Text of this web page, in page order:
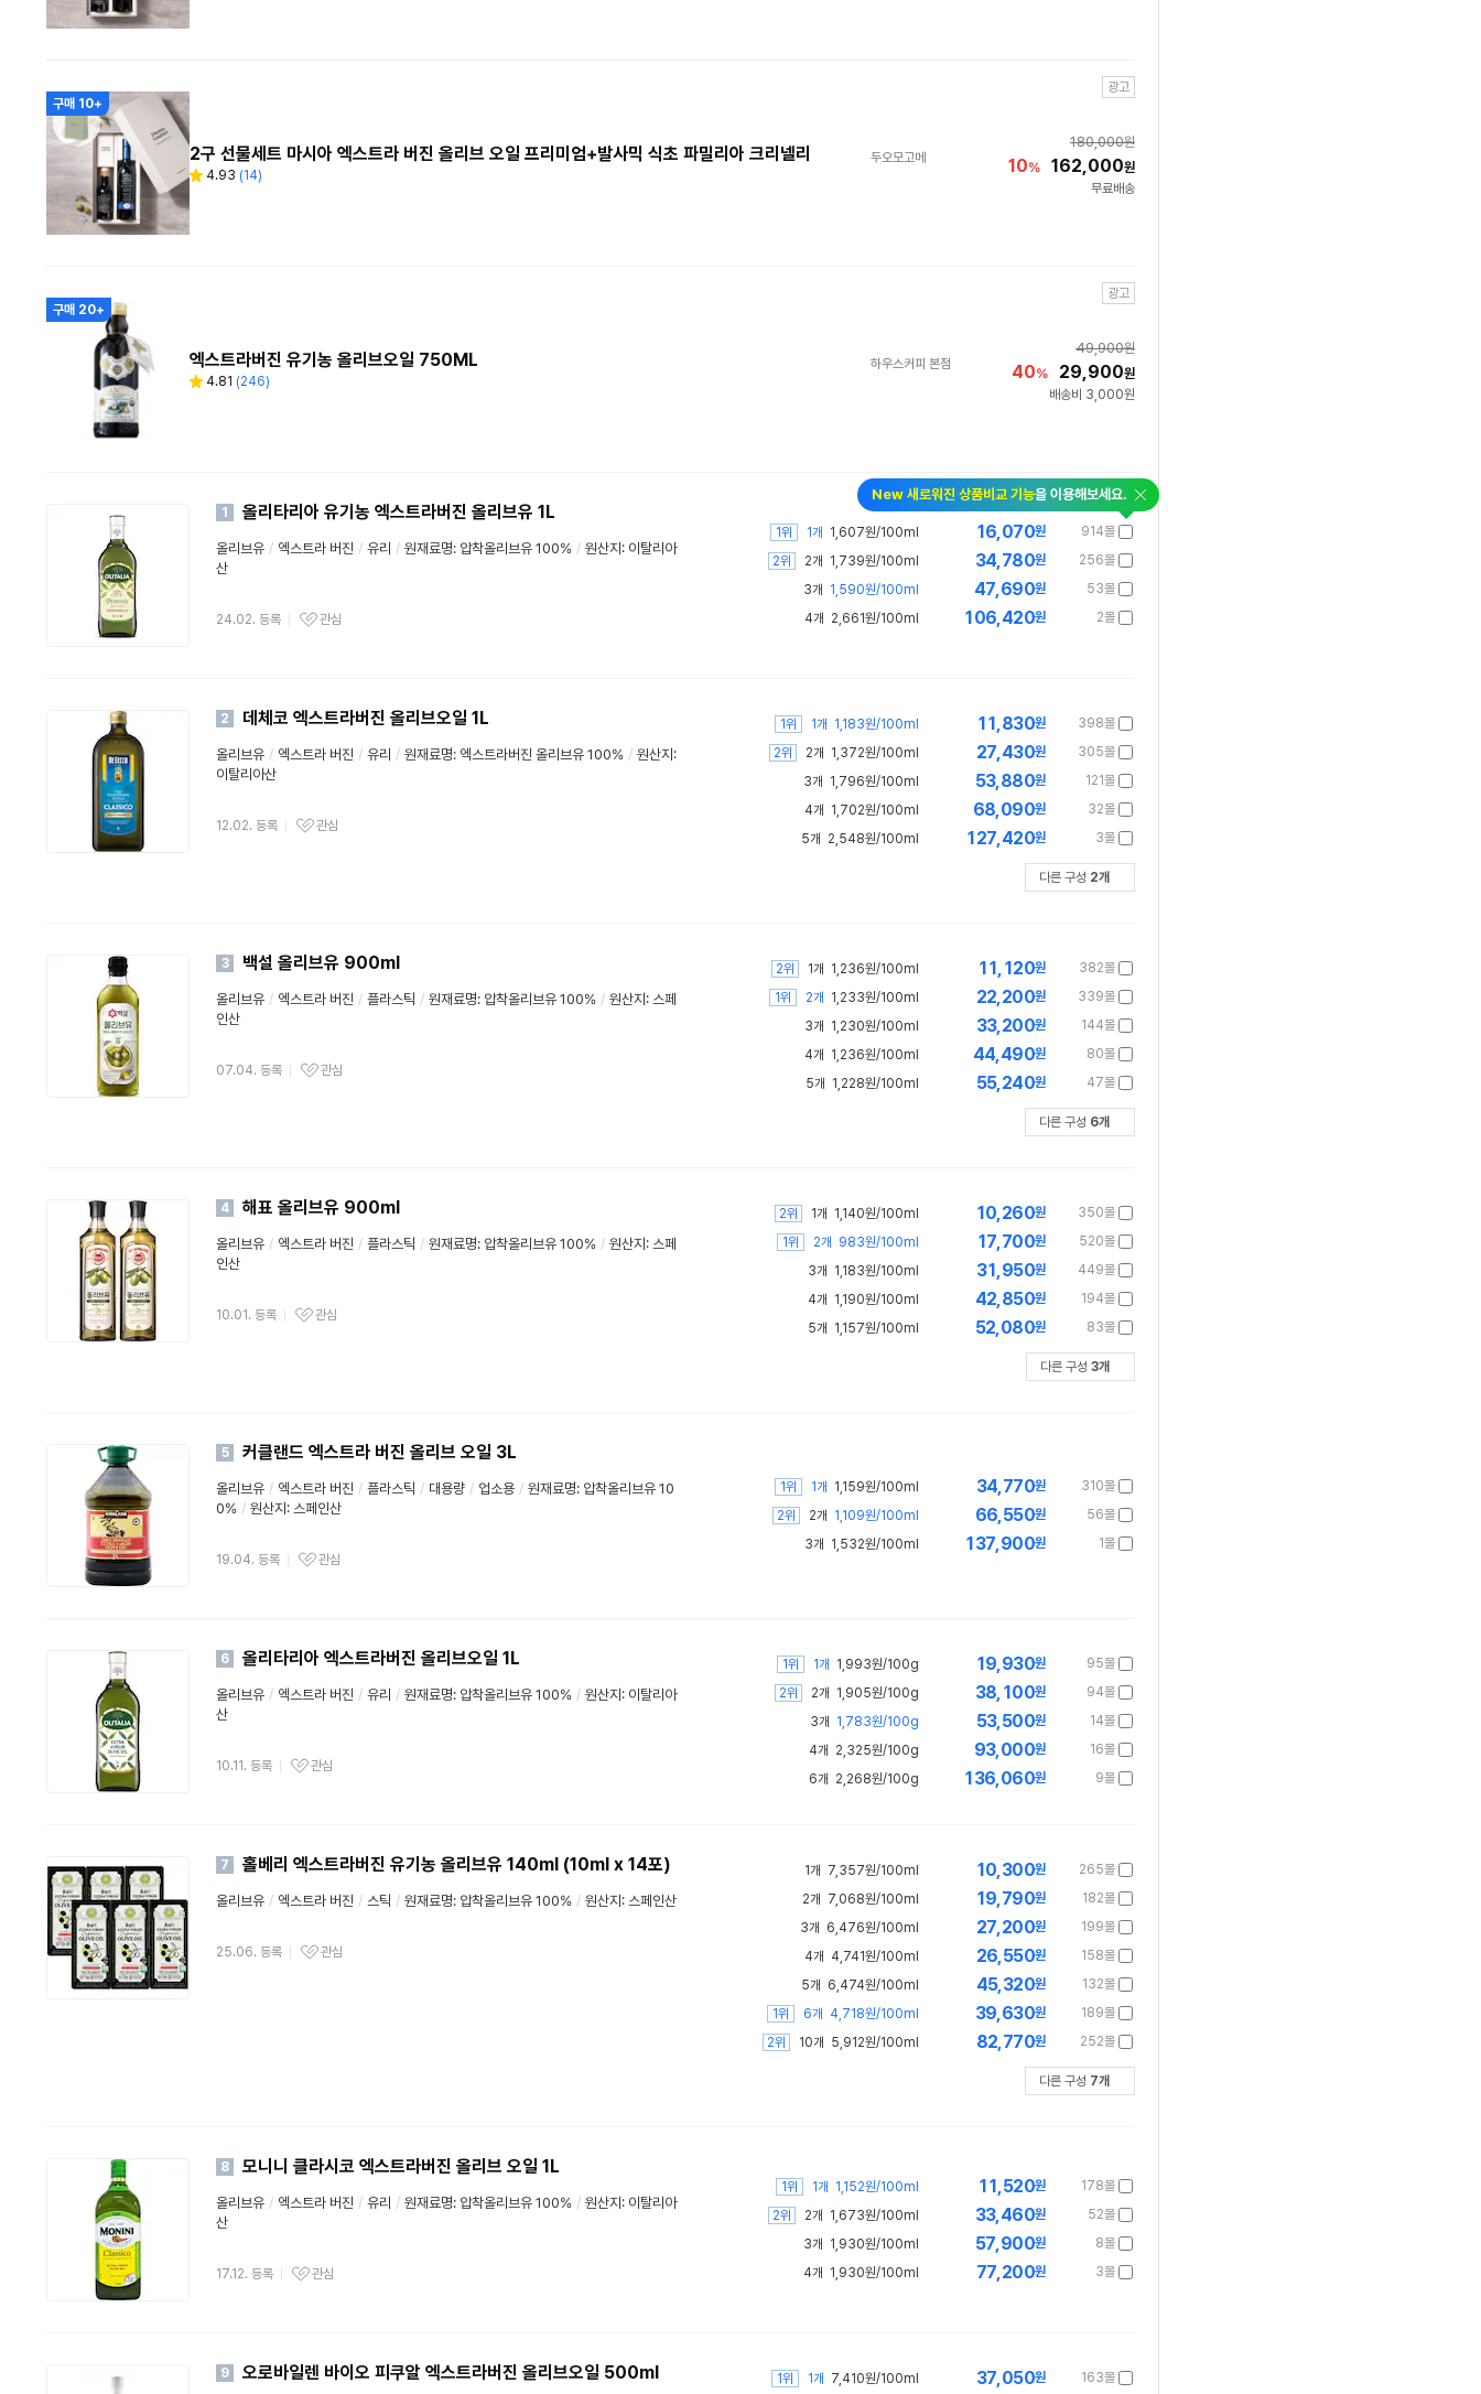
광고
구매 10+
2구 선물세트 마시아 엑스트라 버진 올리브 오일 프리미엄+발사믹 식초 파밀리아 크리넬리
별 4.93
리
(14)
두오모고메
180,000원
10% 162,000원
무료배송
광고
구매 20+
엑스트라버진 유기농 올리브오일 750ML
별 4.81
리
(246)
하우스커피 본점
49,900원
40% 29,900원
배송비 3,000원
1 올리타리아 유기농 엑스트라버진 올리브유 1L
올리브유 / 엑스트라 버진 / 유리 / 원재료명: 압착올리브유 100% / 원산지: 이탈리아
산
24.02. 등록 관심
New 새로워진 상품비교 기능을 이용해보세요. 닫
기
914몰
16,070원
1위 1개
1,607원/100ml
256몰
34,780원
2위 2개
1,739원/100ml
53몰
47,690원
3개
1,590원/100ml
2몰
106,420원
4개 2,661원/100ml
2 데체코 엑스트라버진 올리브오일 1L
올리브유 / 엑스트라 버진 / 유리 / 원재료명: 엑스트라버진 올리브유 100% / 원산지:
이탈리아산
12.02. 등록 관심
398몰
11,830원
1위 1개
1,183원/100ml
305몰
27,430원
2위 2개
1,372원/100ml
121몰
53,880원
3개
1,796원/100ml
32몰
68,090원
4개
1,702원/100ml
3몰
127,420원
5개 2,548원/100ml
다른 구성 2개
3 백설 올리브유 900ml
올리브유 / 엑스트라 버진 / 플라스틱 / 원재료명: 압착올리브유 100% / 원산지: 스페
인산
07.04. 등록 관심
382몰
11,120원
2위 1개
1,236원/100ml
339몰
22,200원
1위 2개
1,233원/100ml
144몰
33,200원
3개
1,230원/100ml
80몰
44,490원
4개
1,236원/100ml
47몰
55,240원
5개 1,228원/100ml
다른 구성 6개
4 해표 올리브유 900ml
올리브유 / 엑스트라 버진 / 플라스틱 / 원재료명: 압착올리브유 100% / 원산지: 스페
인산
10.01. 등록 관심
350몰
10,260원
2위 1개
1,140원/100ml
520몰
17,700원
1위 2개
983원/100ml
449몰
31,950원
3개
1,183원/100ml
194몰
42,850원
4개
1,190원/100ml
83몰
52,080원
5개 1,157원/100ml
다른 구성 3개
5 커클랜드 엑스트라 버진 올리브 오일 3L
올리브유 / 엑스트라 버진 / 플라스틱 / 대용량 / 업소용 / 원재료명: 압착올리브유 10
0% / 원산지: 스페인산
19.04. 등록 관심
310몰
34,770원
1위 1개
1,159원/100ml
56몰
66,550원
2위 2개
1,109원/100ml
1몰
137,900원
3개 1,532원/100ml
6 올리타리아 엑스트라버진 올리브오일 1L
올리브유 / 엑스트라 버진 / 유리 / 원재료명: 압착올리브유 100% / 원산지: 이탈리아
산
10.11. 등록 관심
95몰
19,930원
1위 1개
1,993원/100g
94몰
38,100원
2위 2개
1,905원/100g
14몰
53,500원
3개
1,783원/100g
16몰
93,000원
4개
2,325원/100g
9몰
136,060원
6개 2,268원/100g
7 홀베리 엑스트라버진 유기농 올리브유 140ml (10ml x 14포)
올리브유 / 엑스트라 버진 / 스틱 / 원재료명: 압착올리브유 100% / 원산지: 스페인산
25.06. 등록 관심
265몰
10,300원
1개
7,357원/100ml
182몰
19,790원
2개
7,068원/100ml
199몰
27,200원
3개
6,476원/100ml
158몰
26,550원
4개
4,741원/100ml
132몰
45,320원
5개
6,474원/100ml
189몰
39,630원
1위 6개
4,718원/100ml
252몰
82,770원
2위 10개 5,912원/100ml
다른 구성 7개
8 모니니 클라시코 엑스트라버진 올리브 오일 1L
올리브유 / 엑스트라 버진 / 유리 / 원재료명: 압착올리브유 100% / 원산지: 이탈리아
산
17.12. 등록 관심
178몰
11,520원
1위 1개
1,152원/100ml
52몰
33,460원
2위 2개
1,673원/100ml
8몰
57,900원
3개
1,930원/100ml
3몰
77,200원
4개 1,930원/100ml
9 오로바일렌 바이오 피쿠알 엑스트라버진 올리브오일 500ml 163몰
37,050원
1위 1개 7,410원/100ml